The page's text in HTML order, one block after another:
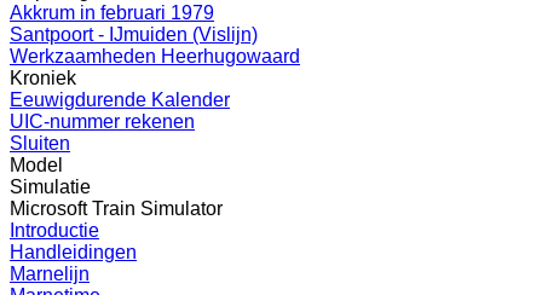
Akkrum in februari 1979
Santpoort - IJmuiden (Vislijn)
Werkzaamheden Heerhugowaard
Kroniek
Eeuwigdurende Kalender
UIC-nummer rekenen
Sluiten
Model
Simulatie
Microsoft Train Simulator
Introductie
Handleidingen
Marnelijn